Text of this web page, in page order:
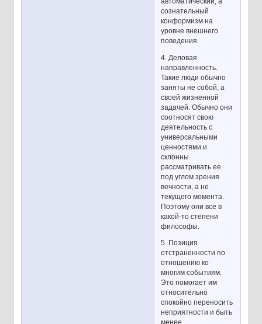
сознательный
конформизм на
уровне внешнего
поведения.
4. Деловая
направленность.
Такие люди обычно
заняты не собой, а
своей жизненной
задачей. Обычно они
соотносят свою
деятельность с
универсальными
ценностями и
склонны
рассматривать ее
под углом зрения
вечности, а не
текущего момента.
Поэтому они все в
какой-то степени
философы.
5. Позиция
отстраненности по
отношению ко
многим событиям.
Это помогает им
относительно
спокойно переносить
неприятности и быть